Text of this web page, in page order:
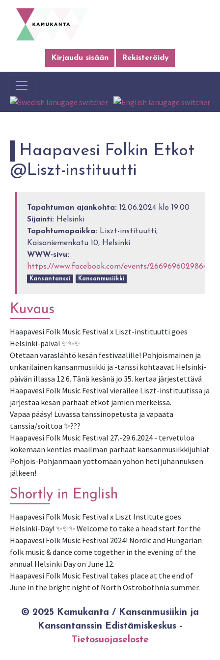
Kirjaudu sisään Rekisteröidy
Haapavesi Folkin Etkot
@Liszt-instituutti
Tapahtuman ajankohta: 12.06.2024 klo 19:00
Sijainti: Helsinki
Tapahtumapaikka: Liszt-instituutti,
Kaisaniemenkatu 10, Helsinki
WWW-sivu:
https://www.facebook.com/events/2669696029864399
Kansantanssi Kansanmusiikki
Kuvaus
Haapavesi Folk Music Festival x Liszt-instituutti goes
Helsinki-päivä! ✨✨✨
Otetaan varaslähtö kesän festivaalille! Pohjoismainen ja
unkarilainen kansanmusiikki ja -tanssi kohtaavat Helsinki-
päivän illassa 12.6. Tänä kesänä jo 35. kertaa järjestettävä
Haapavesi Folk Music Festival vierailee Liszt-instituutissa ja
järjestää kesän parhaat etkot jamien merkeissä.
Vapaa pääsy! Luvassa tanssinopetusta ja vapaata
tanssia/soittoa ✨???
Haapavesi Folk Music Festival 27.-29.6.2024 - tervetuloa
kokemaan kenties maailman parhaat kansanmusiikkijuhlat
Pohjois-Pohjanmaan yöttömään yöhön heti juhannuksen
jälkeen!
Shortly in English
Haapavesi Folk Music Festival x Liszt Institute goes
Helsinki-Day! ✨✨✨ Welcome to take a head start for the
Haapavesi Folk Music Festival 2024! Nordic and Hungarian
folk music & dance come together in the evening of the
annual Helsinki Day on June 12.
Haapavesi Folk Music Festival takes place at the end of
June in the bright night of North Ostrobothnia summer.
© 2025 Kamukanta / Kansanmusiikin ja
Kansantanssin Edistämiskeskus -
Tietosuojaseloste